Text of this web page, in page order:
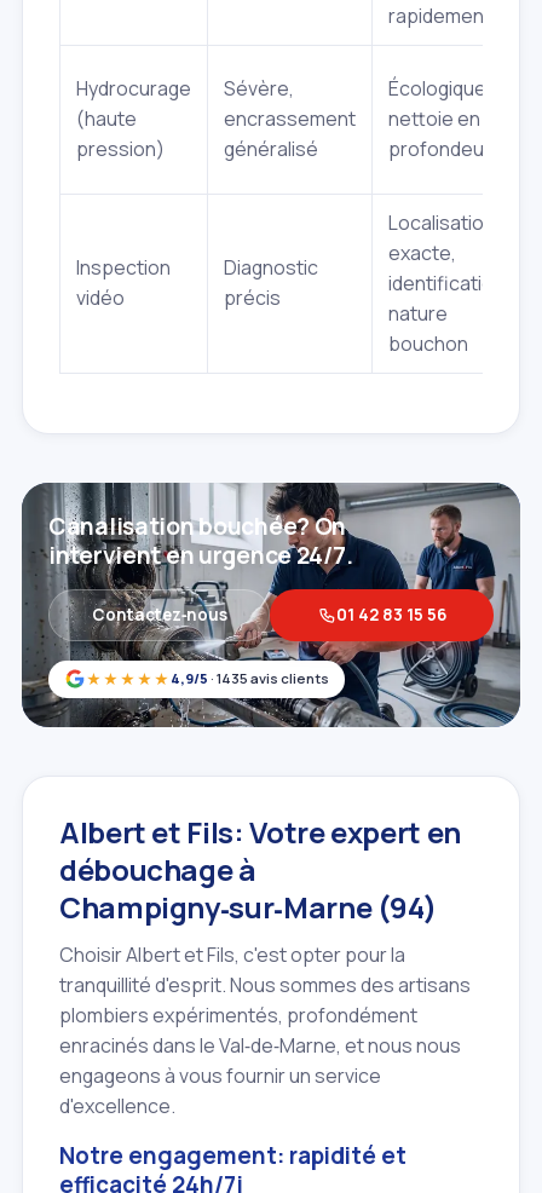
rapidement
Hydrocurage
(haute
pression)
Sévère,
encrassement
généralisé
Écologique,
nettoie en
profondeur
Inspection
vidéo
Diagnostic
précis
Localisation
exacte,
identification
nature
bouchon
★★★★★ 4,9/5 · 1435 avis clients
Canalisation bouchée? On
intervient en urgence 24/7.
Contactez‑nous 01 42 83 15 56
Albert et Fils: Votre expert en
débouchage à
Champigny‑sur‑Marne (94)
Choisir Albert et Fils, c'est opter pour la
tranquillité d'esprit. Nous sommes des artisans
plombiers expérimentés, profondément
enracinés dans le Val‑de‑Marne, et nous nous
engageons à vous fournir un service
d'excellence.
Notre engagement: rapidité et
efficacité 24h/7j